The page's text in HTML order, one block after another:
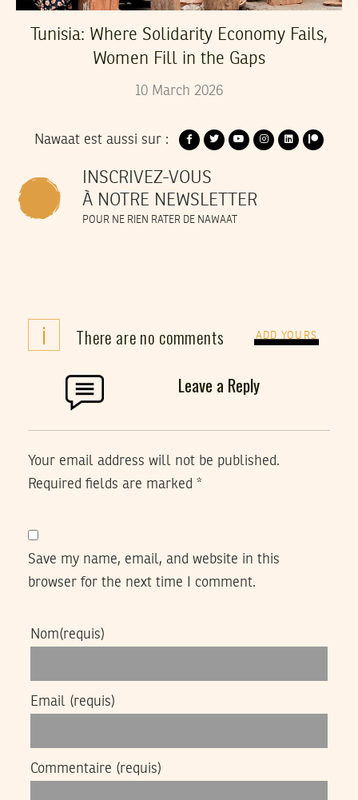
Tunisia: Where Solidarity Economy Fails,
Women Fill in the Gaps
10 March 2026
Nawaat est aussi sur :
INSCRIVEZ-VOUS
À NOTRE NEWSLETTER
POUR NE RIEN RATER DE NAWAAT
i There are no comments ADD YOURS
Leave a Reply
Your email address will not be published.
Required fields are marked *
Save my name, email, and website in this
browser for the next time I comment.
Nom(requis)
Email (requis)
Commentaire (requis)